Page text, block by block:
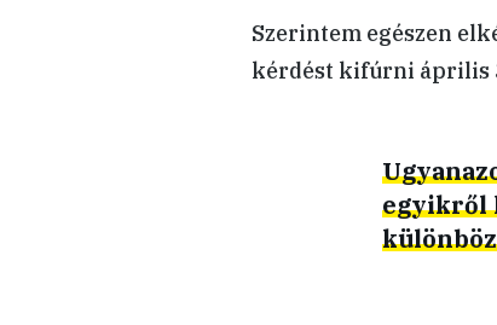
Szerintem egészen
kérdést kifúrni április
egyikről